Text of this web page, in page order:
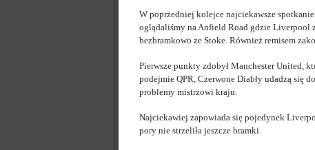
W poprzedniej kolejce najciekawsze spotkanie
oglądaliśmy na Anfield Road gdzie Liverpool
bezbramkowo ze Stoke. Również remisem
Pierwsze punkty zdobył Manchester United,
podejmie QPR, Czerwone Diabły udadzą się
problemy mistrzowi kraju.
Najciekawiej zapowiada się pojedynek
pory nie strzeliła jeszcze bramki.